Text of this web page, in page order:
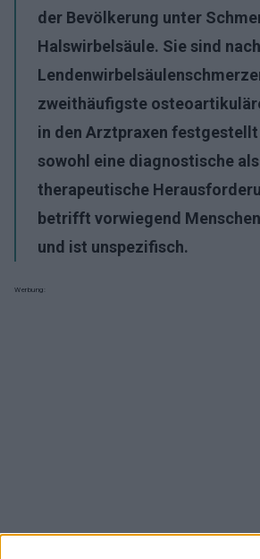
der Bevölkerung unter
Halswirbelsäule. Sie sind
zweithäufigste
in den Arztpraxen
sowohl eine diagnostische
therapeutische
betrifft vorwiegend
und ist unspezifisch.
Werbung: